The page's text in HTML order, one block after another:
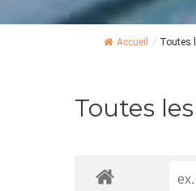
Accueil / Toutes
Toutes